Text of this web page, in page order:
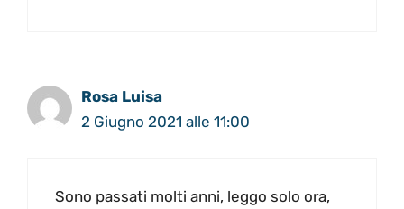
Rosa Luisa
2 Giugno 2021 alle 11:00
Sono passati molti anni, leggo solo ora,